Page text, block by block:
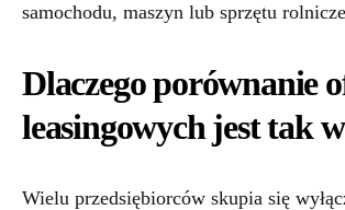
samochodu, maszyn lub sprzętu
Dlaczego porównanie
leasingowych jest tak
Wielu przedsiębiorców skupia się